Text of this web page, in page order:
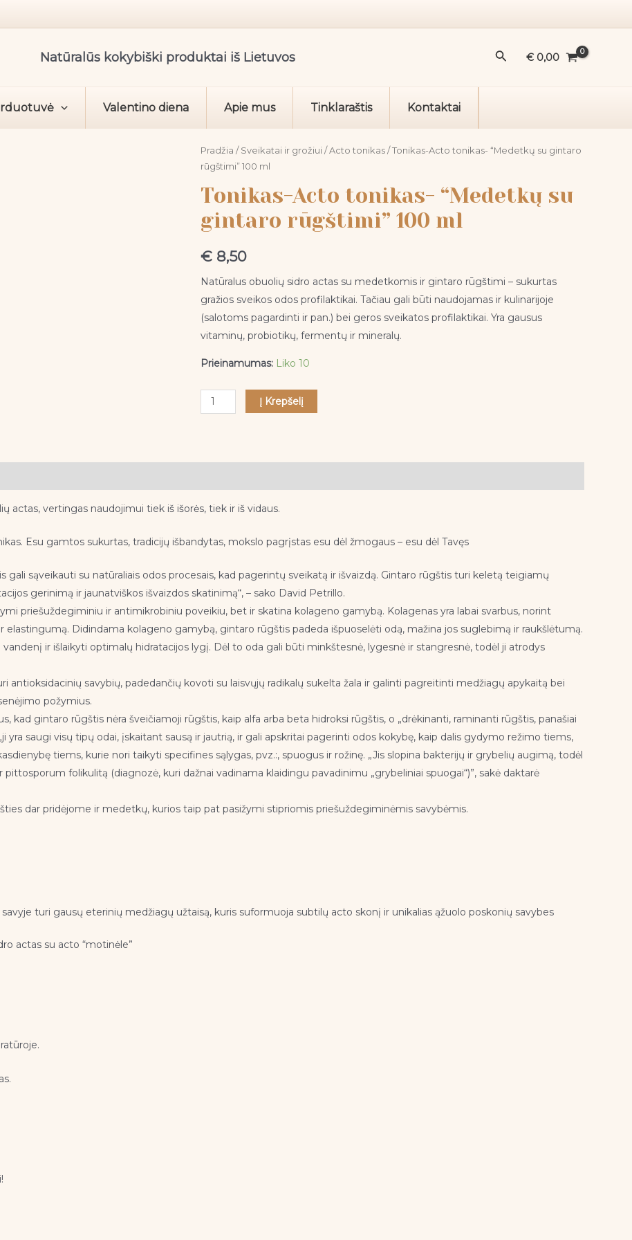
Natūralūs kokybiški produktai iš Lietuvos Paieška
€ 0,00
Valentino diena Apie mus Tinklaraštis Kontaktai
Pradžia / Sveikatai ir grožiui /Acto tonikas / Tonikas-Acto tonikas- “Medetkų su gintaro
rūgštimi” 100 ml
Tonikas-Acto tonikas- “Medetkų su
gintaro rūgštimi” 100 ml
€ 8,50
Natūralus obuolių sidro actas su medetkomis ir gintaro rūgštimi – sukurtas
gražios sveikos odos profilaktikai. Tačiau gali būti naudojamas ir kulinarijoje
(salotoms pagardinti ir pan.) bei geros sveikatos profilaktikai. Yra gausus
vitaminų, probiotikų, fermentų ir mineralų.
Prieinamumas: Liko 10
produkto
kiekis:
Tonikas-
Acto
tonikas-
su
gintaro
rūgštimi"
100
ml
Į Krepšelį
actas, vertingas naudojimui tiek iš išorės, tiek ir iš vidaus.
Esu gamtos sukurtas, tradicijų išbandytas, mokslo pagrįstas esu dėl žmogaus – esu dėl Tavęs
gali sąveikauti su natūraliais odos procesais, kad pagerintų sveikatą ir išvaizdą. Gintaro rūgštis turi keletą teigiamų
gerinimą ir jaunatviškos išvaizdos skatinimą“, – sako David Petrillo.
priešuždegiminiu ir antimikrobiniu poveikiu, bet ir skatina kolageno gamybą. Kolagenas yra labai svarbus, norint
elastingumą. Didindama kolageno gamybą, gintaro rūgštis padeda išpuoselėti odą, mažina jos suglebimą ir raukšlėtumą.
ir išlaikyti optimalų hidratacijos lygį. Dėl to oda gali būti minkštesnė, lygesnė ir stangresnė, todėl ji atrodys
antioksidacinių savybių, padedančių kovoti su laisvųjų radikalų sukelta žala ir galinti pagreitinti medžiagų apykaitą bei
požymius.
kad gintaro rūgštis nėra šveičiamoji rūgštis, kaip alfa arba beta hidroksi rūgštis, o „drėkinanti, raminanti rūgštis, panašiai
yra saugi visų tipų odai, įskaitant sausą ir jautrią, ir gali apskritai pagerinti odos kokybę, kaip dalis gydymo režimo tiems,
tiems, kurie nori taikyti specifines sąlygas, pvz.:, spuogus ir rožinę. „Jis slopina bakterijų ir grybelių augimą, todėl
folikulitą (diagnozė, kuri dažnai vadinama klaidingu pavadinimu „grybeliniai spuogai“)”, sakė daktarė
dar pridėjome ir medetkų, kurios taip pat pasižymi stipriomis priešuždegiminėmis savybėmis.
turi gausų eterinių medžiagų užtaisą, kuris suformuoja subtilų acto skonį ir unikalias ąžuolo poskonių savybes
actas su acto “motinėle”
ml